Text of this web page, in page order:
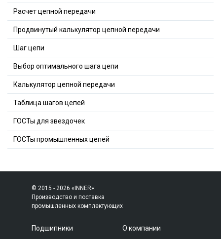
Расчет цепной передачи
Продвинутый калькулятор цепной передачи
Шаг цепи
Выбор оптимального шага цепи
Калькулятор цепной передачи
Таблица шагов цепей
ГОСТы для звездочек
ГОСТы промышленных цепей
© 2015 - 2026 «INNER»:
Производство и поставка
промышленных комплектующих
Подшипники
О компании